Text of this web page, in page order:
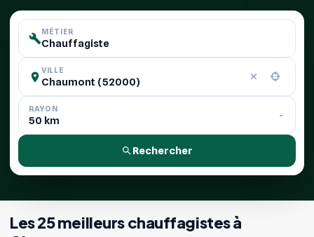
MÉTIER
VILLE
RAYON
Rechercher
Les 25 meilleurs chauffagistes à